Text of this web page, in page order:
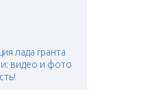
лада гранта
видео и фото